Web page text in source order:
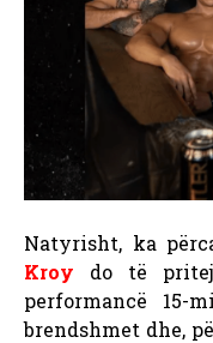
Natyrisht, ka
Kroy do të
performancë 15-
brendshmet dhe,